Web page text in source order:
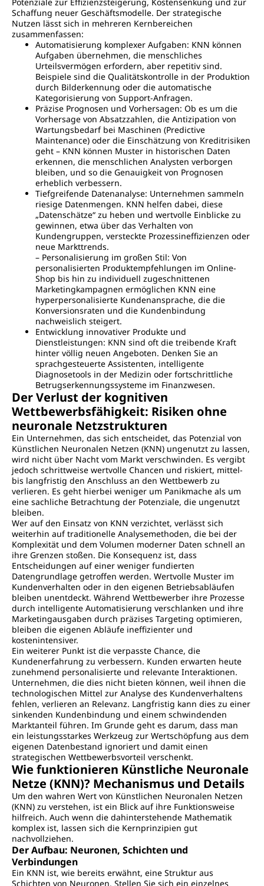
Schaffung neuer Geschäftsmodelle. Der strategische
Nutzen lässt sich in mehreren Kernbereichen
zusammenfassen:
Automatisierung komplexer Aufgaben: KNN können
Aufgaben übernehmen, die menschliches
Urteilsvermögen erfordern, aber repetitiv sind.
Beispiele sind die Qualitätskontrolle in der Produktion
durch Bilderkennung oder die automatische
Kategorisierung von Support-Anfragen.
Präzise Prognosen und Vorhersagen: Ob es um die
Vorhersage von Absatzzahlen, die Antizipation von
Wartungsbedarf bei Maschinen (Predictive
Maintenance) oder die Einschätzung von Kreditrisiken
geht – KNN können Muster in historischen Daten
erkennen, die menschlichen Analysten verborgen
bleiben, und so die Genauigkeit von Prognosen
erheblich verbessern.
Tiefgreifende Datenanalyse: Unternehmen sammeln
riesige Datenmengen. KNN helfen dabei, diese
„Datenschätze“ zu heben und wertvolle Einblicke zu
gewinnen, etwa über das Verhalten von
Kundengruppen, versteckte Prozessineffizienzen oder
neue Markttrends.
– Personalisierung im großen Stil: Von
personalisierten Produktempfehlungen im Online-
Shop bis hin zu individuell zugeschnittenen
Marketingkampagnen ermöglichen KNN eine
hyperpersonalisierte Kundenansprache, die die
Konversionsraten und die Kundenbindung
nachweislich steigert.
Entwicklung innovativer Produkte und
Dienstleistungen: KNN sind oft die treibende Kraft
hinter völlig neuen Angeboten. Denken Sie an
sprachgesteuerte Assistenten, intelligente
Diagnosetools in der Medizin oder fortschrittliche
Betrugserkennungssysteme im Finanzwesen.
Der Verlust der kognitiven
Wettbewerbsfähigkeit: Risiken ohne
neuronale Netzstrukturen
Ein Unternehmen, das sich entscheidet, das Potenzial von
Künstlichen Neuronalen Netzen (KNN) ungenutzt zu lassen,
wird nicht über Nacht vom Markt verschwinden. Es vergibt
jedoch schrittweise wertvolle Chancen und riskiert, mittel-
bis langfristig den Anschluss an den Wettbewerb zu
verlieren. Es geht hierbei weniger um Panikmache als um
eine sachliche Betrachtung der Potenziale, die ungenutzt
bleiben.
Wer auf den Einsatz von KNN verzichtet, verlässt sich
weiterhin auf traditionelle Analysemethoden, die bei der
Komplexität und dem Volumen moderner Daten schnell an
ihre Grenzen stoßen. Die Konsequenz ist, dass
Entscheidungen auf einer weniger fundierten
Datengrundlage getroffen werden. Wertvolle Muster im
Kundenverhalten oder in den eigenen Betriebsabläufen
bleiben unentdeckt. Während Wettbewerber ihre Prozesse
durch intelligente Automatisierung verschlanken und ihre
Marketingausgaben durch präzises Targeting optimieren,
bleiben die eigenen Abläufe ineffizienter und
kostenintensiver.
Ein weiterer Punkt ist die verpasste Chance, die
Kundenerfahrung zu verbessern. Kunden erwarten heute
zunehmend personalisierte und relevante Interaktionen.
Unternehmen, die dies nicht bieten können, weil ihnen die
technologischen Mittel zur Analyse des Kundenverhaltens
fehlen, verlieren an Relevanz. Langfristig kann dies zu einer
sinkenden Kundenbindung und einem schwindenden
Marktanteil führen. Im Grunde geht es darum, dass man
ein leistungsstarkes Werkzeug zur Wertschöpfung aus dem
eigenen Datenbestand ignoriert und damit einen
strategischen Wettbewerbsvorteil verschenkt.
Wie funktionieren Künstliche Neuronale
Netze (KNN)? Mechanismus und Details
Um den wahren Wert von Künstlichen Neuronalen Netzen
(KNN) zu verstehen, ist ein Blick auf ihre Funktionsweise
hilfreich. Auch wenn die dahinterstehende Mathematik
komplex ist, lassen sich die Kernprinzipien gut
nachvollziehen.
Der Aufbau: Neuronen, Schichten und
Verbindungen
Ein KNN ist, wie bereits erwähnt, eine Struktur aus
Schichten von Neuronen. Stellen Sie sich ein einzelnes